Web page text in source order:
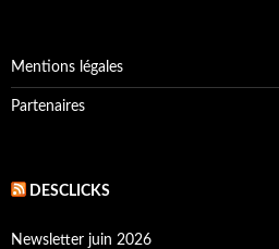
Mentions légales
Partenaires
DESCLICKS
Newsletter juin 2026